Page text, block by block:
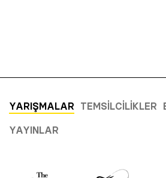
YARIŞMALAR TEMSILCILIKLER
YAYINLAR